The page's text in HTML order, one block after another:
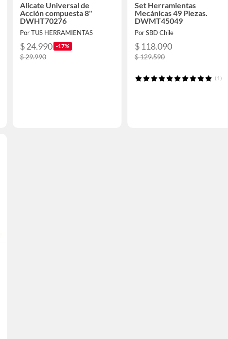
Alicate Universal de
Acción compuesta 8"
DWHT70276
Por TUS HERRAMIENTAS
$ 24.990 -17%
$ 29.990
Set Herramientas
Mecánicas 49 Piezas.
DWMT45049
Por SBD Chile
$ 118.090
$ 129.590
(1)